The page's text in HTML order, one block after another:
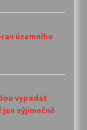
územního
vypadat
výjimečně